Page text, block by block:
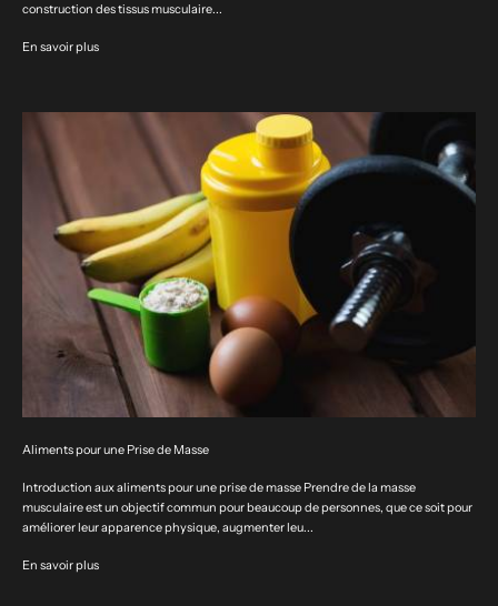
construction des tissus musculaire...
En savoir plus
Aliments pour une Prise de Masse
Introduction aux aliments pour une prise de masse Prendre de la masse
musculaire est un objectif commun pour beaucoup de personnes, que ce soit pour
améliorer leur apparence physique, augmenter leu...
En savoir plus